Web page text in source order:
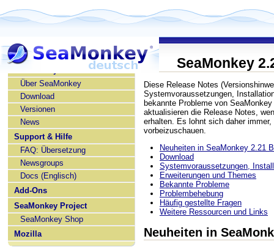
SeaMonkey deutsch
Über SeaMonkey
Download
Versionen
News
Support & Hilfe
FAQ: Übersetzung
Newsgroups
Docs (Englisch)
Add-Ons
SeaMonkey Project
SeaMonkey Shop
Mozilla
SeaMonkey
Diese Release Notes
Systemvoraussetzungen,
bekannte Probleme von
aktualisieren die Release Notes,
erhalten. Es lohnt sich daher
vorbeizuschauen.
Neuheiten in SeaMonkey 2.21
Download
Systemvoraussetzungen,
Erweiterungen und Themes
Bekannte Probleme
Problembehebung
Häufig gestellte Fragen
Weitere Ressourcen und Links
Neuheiten in